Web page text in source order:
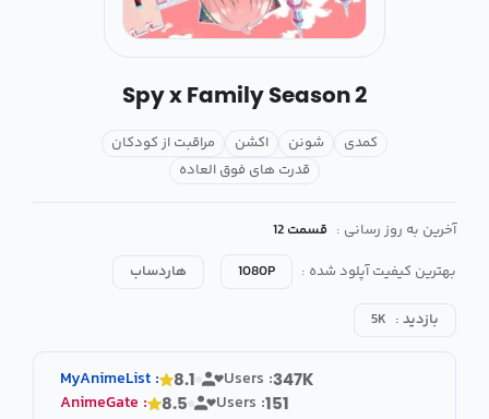
Spy x Family Season 2
کمدی شونن اکشن
مراقبت از کودکان
قدرت های فوق العاده
آخرین به روز رسانی : قسمت 12
بهترین کیفیت آپلود شده :
1080P هاردساب
بازدید : 5K
MyAnimeList : 8.1 Users :347K
AnimeGate : 8.5 Users :151